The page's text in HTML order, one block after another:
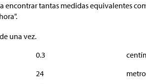
encontrar tantas medidas equivalentes
hora".
una vez.
0.3
24
metro